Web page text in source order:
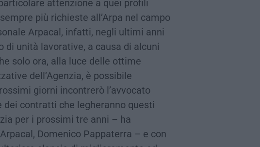
attenzione a quei profili
più richieste all’Arpa nel campo
Arpacal, infatti, negli ultimi anni
unità lavorative, a causa di alcuni
solo ora, alla luce delle ottime
dell’Agenzia, è possibile
giorni incontrerò l’avvocato
contratti che legheranno questi
per i prossimi tre anni – ha
Domenico Pappaterra – e con